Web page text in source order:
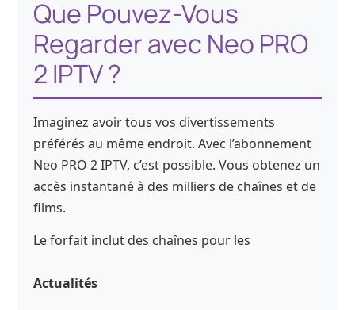
Que Pouvez-Vous
Regarder avec Neo PRO
2 IPTV ?
Imaginez avoir tous vos divertissements
préférés au même endroit. Avec l’abonnement
Neo PRO 2 IPTV, c’est possible. Vous obtenez un
accès instantané à des milliers de chaînes et de
films.
Le forfait inclut des chaînes pour les
Actualités